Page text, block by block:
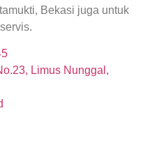
Bekasi juga untuk
Limus Nunggal,